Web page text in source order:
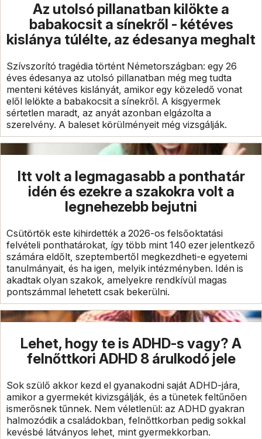
Az utolsó pillanatban kilökte a
babakocsit a sínekről - kétéves
kislánya túlélte, az édesanya meghalt
Szívszorító tragédia történt Németországban: egy 26
éves édesanya az utolsó pillanatban még meg tudta
menteni kétéves kislányát, amikor egy közeledő vonat
elől lelökte a babakocsit a sínekről. A kisgyermek
sértetlen maradt, az anyát azonban elgázolta a
szerelvény. A baleset körülményeit még vizsgálják.
Itt volt a legmagasabb a ponthatár
idén és ezekre a szakokra volt a
legnehezebb bejutni
Csütörtök este kihirdették a 2026-os felsőoktatási
felvételi ponthatárokat, így több mint 140 ezer jelentkező
számára eldőlt, szeptembertől megkezdheti-e egyetemi
tanulmányait, és ha igen, melyik intézményben. Idén is
akadtak olyan szakok, amelyekre rendkívül magas
pontszámmal lehetett csak bekerülni.
Lehet, hogy te is ADHD-s vagy? A
felnőttkori ADHD 8 árulkodó jele
Sok szülő akkor kezd el gyanakodni saját ADHD-jára,
amikor a gyermekét kivizsgálják, és a tünetek feltűnően
ismerősnek tűnnek. Nem véletlenül: az ADHD gyakran
halmozódik a családokban, felnőttkorban pedig sokkal
kevésbé látványos lehet, mint gyermekkorban.